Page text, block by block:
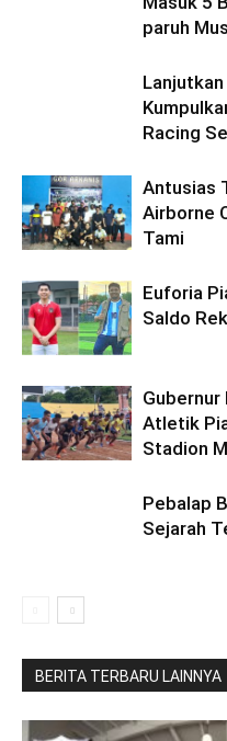
paruh
Racing
Antusias
Airborne
Tami
Euforia
Saldo
Gubernur
Atletik
Stadion
Pebalap
Sejarah
BERITA TERBARU LAINNYA